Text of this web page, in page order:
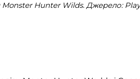
Hunter Wilds. Джерело: